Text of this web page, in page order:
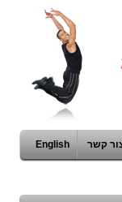
קשר English